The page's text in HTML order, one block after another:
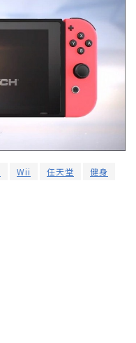
Wii 任天堂 健身